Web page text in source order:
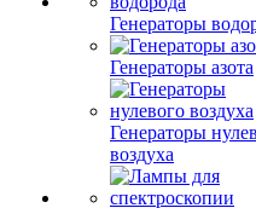
Генераторы
Генераторы азота
Генераторы
воздуха